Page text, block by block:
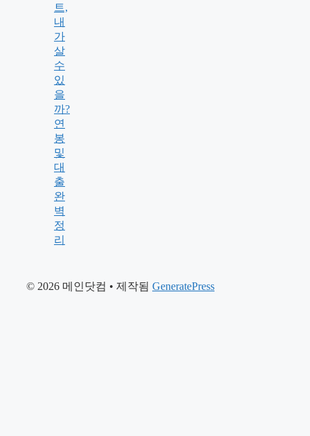
트,
내
가
살
수
있
을
까?
연
봉
및
대
출
완
벽
정
리
© 2026 메인닷컴 • 제작됨 GeneratePress